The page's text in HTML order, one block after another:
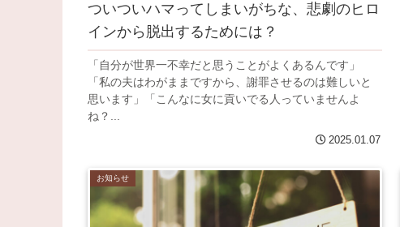
ついついハマってしまいがちな、悲劇のヒロ
インから脱出するためには？
「自分が世界一不幸だと思うことがよくあるんです」
「私の夫はわがままですから、謝罪させるのは難しいと
思います」「こんなに女に貢いでる人っていませんよ
ね？...
2025.01.07
お知らせ